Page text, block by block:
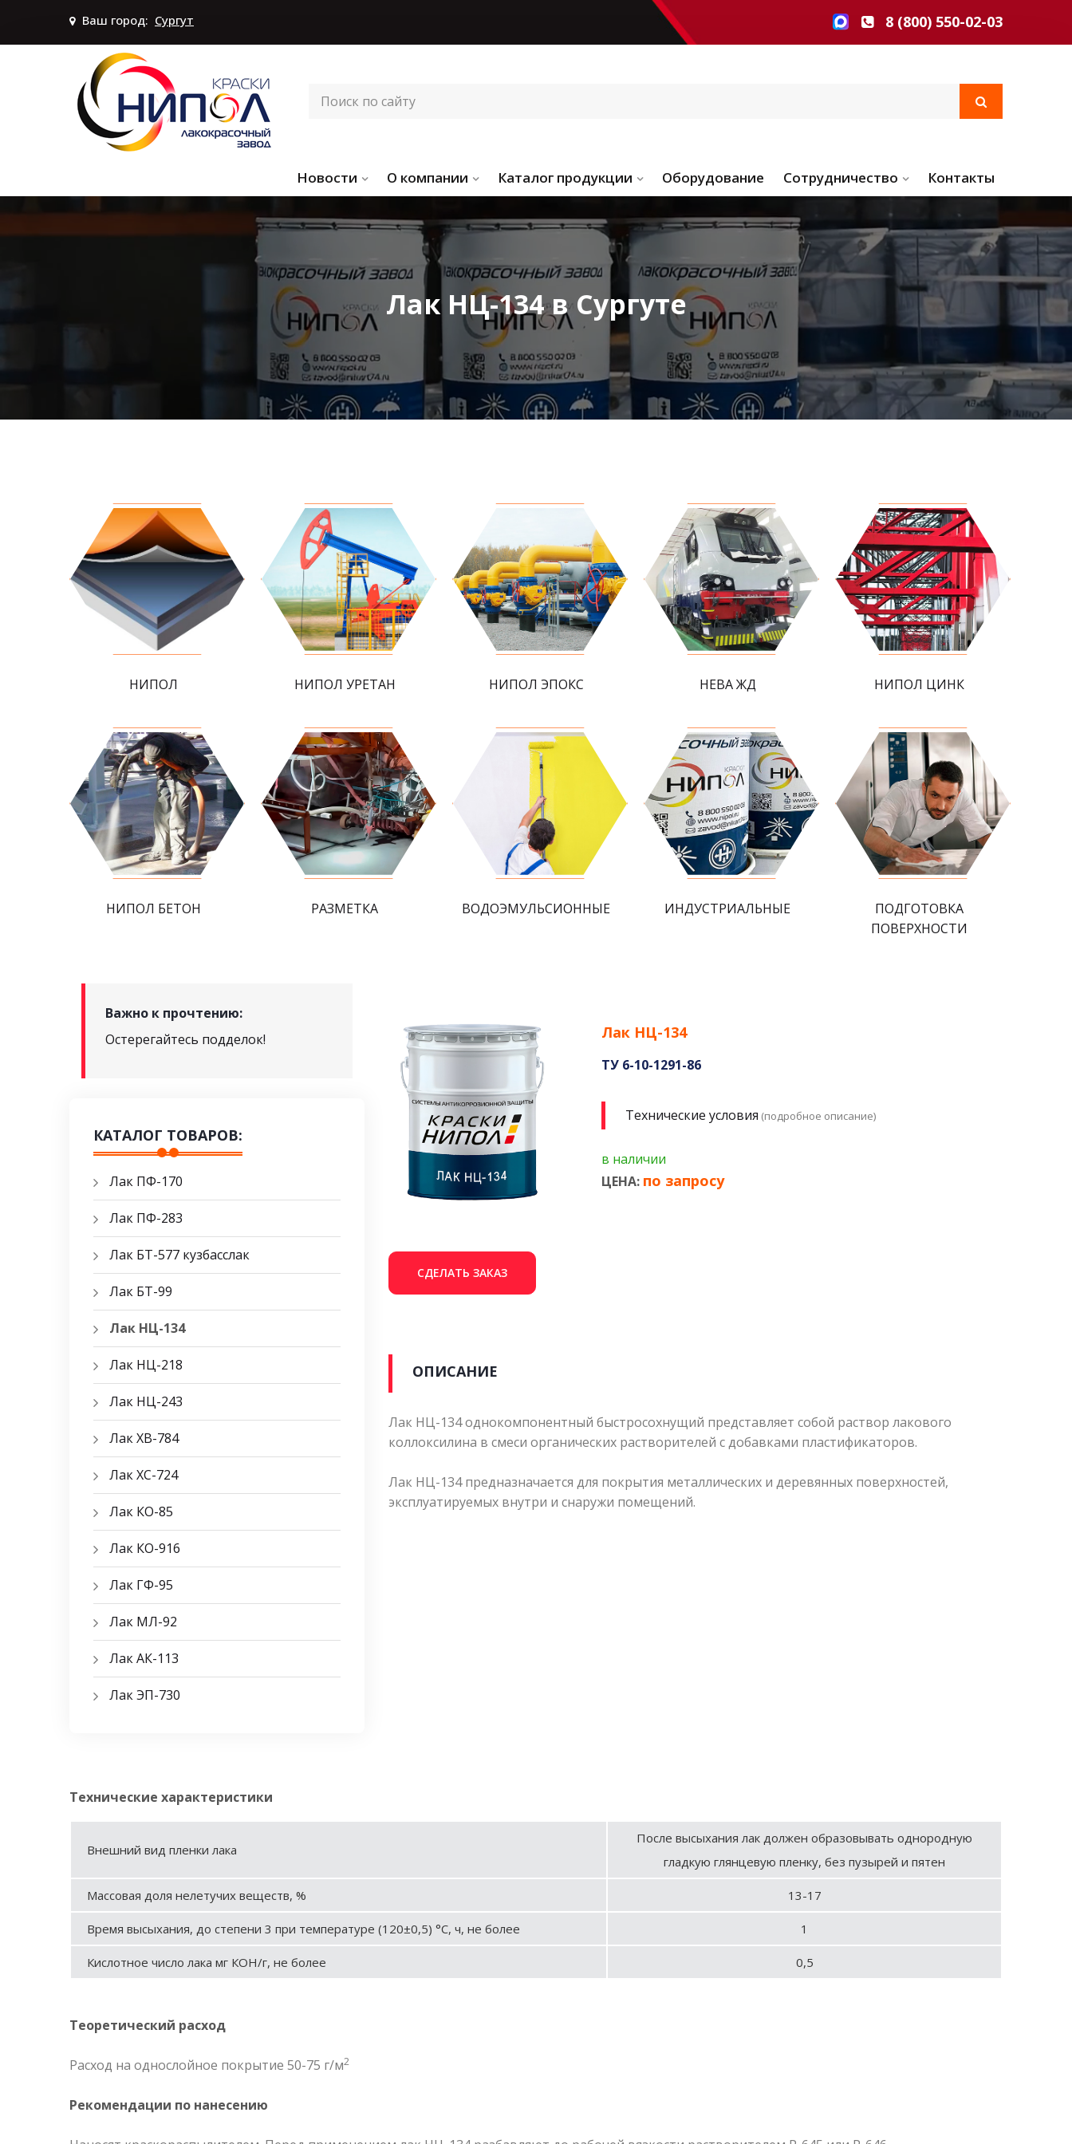
Ваш город: Сургут 8 (800) 550-02-03
Новости О компании Каталог продукции Оборудование Сотрудничество Контакты
Лак НЦ-134 в Сургуте
НИПОЛ НИПОЛ УРЕТАН НИПОЛ ЭПОКС НЕВА ЖД НИПОЛ ЦИНК
НИПОЛ БЕТОН РАЗМЕТКА ВОДОЭМУЛЬСИОННЫЕ ИНДУСТРИАЛЬНЫЕ
ПОДГОТОВКА
ПОВЕРХНОСТИ
Важно к прочтению:
Остерегайтесь подделок!
КАТАЛОГ ТОВАРОВ:
Лак ПФ-170
Лак ПФ-283
Лак БТ-577 кузбасслак
Лак БТ-99
Лак НЦ-134
Лак НЦ-218
Лак НЦ-243
Лак ХВ-784
Лак ХС-724
Лак КО-85
Лак КО-916
Лак ГФ-95
Лак МЛ-92
Лак АК-113
Лак ЭП-730
Лак НЦ-134
ТУ 6-10-1291-86
Технические условия (подробное описание)
в наличии
ЦЕНА: по запросу
СДЕЛАТЬ ЗАКАЗ
ОПИСАНИЕ
Лак НЦ-134 однокомпонентный быстросохнущий представляет собой раствор лакового
коллоксилина в смеси органических растворителей с добавками пластификаторов.
Лак НЦ-134 предназначается для покрытия металлических и деревянных поверхностей,
эксплуатируемых внутри и снаружи помещений.
Технические характеристики
Внешний вид пленки лака
После высыхания лак должен образовывать однородную
гладкую глянцевую пленку, без пузырей и пятен
Массовая доля нелетучих веществ, % 13-17
Время высыхания, до степени 3 при температуре (120±0,5) °С, ч, не более 1
Кислотное число лака мг КОН/г, не более 0,5
Теоретический расход
Расход на однослойное покрытие 50-75 г/м2
Рекомендации по нанесению